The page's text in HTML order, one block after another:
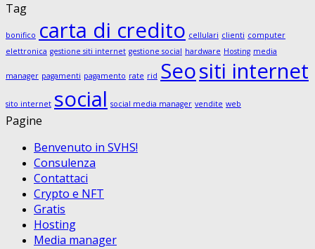
Tag
bonifico carta di credito cellulari clienti computer
elettronica gestione siti internet gestione social hardware Hosting media
manager pagamenti pagamento rate rid Seositi internet
sito internet social social media manager vendite web
Pagine
Benvenuto in SVHS!
Consulenza
Contattaci
Crypto e NFT
Gratis
Hosting
Media manager